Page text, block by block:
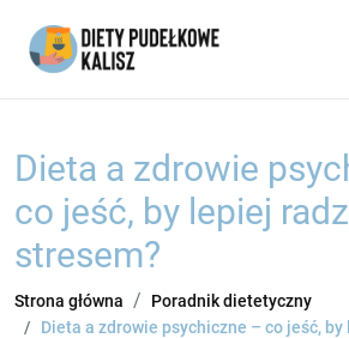
Dieta a zdrowie
co jeść, by lepiej
stresem?
Strona główna
Poradnik dietetyczny
Dieta a zdrowie psychiczne – co jeść,